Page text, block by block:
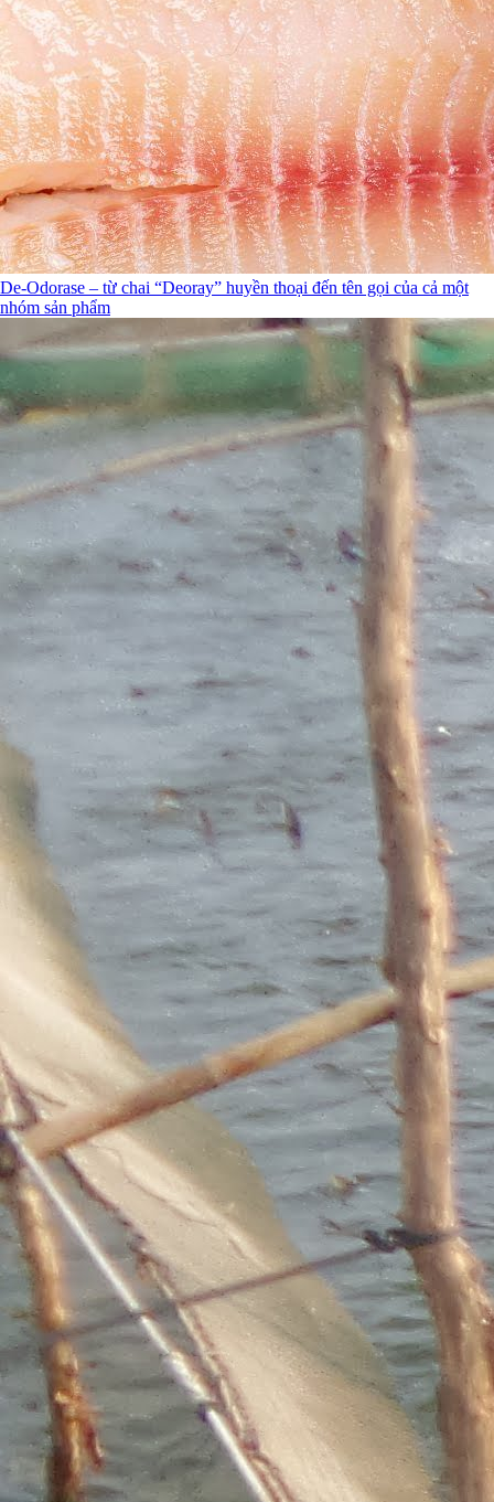
De-Odorase – từ chai “Deoray” huyền thoại đến tên gọi của cả một
nhóm sản phẩm